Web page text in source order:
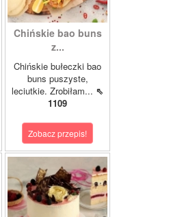
Chińskie bao buns
z...
Chińskie bułeczki bao
buns puszyste,
leciutkie. Zrobiłam... ⇖
1109
Zobacz przepis!